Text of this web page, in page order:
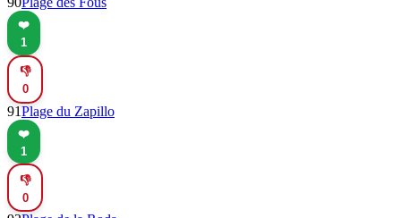
❤️
1
👎
0
91Plage du Zapillo
❤️
1
👎
0